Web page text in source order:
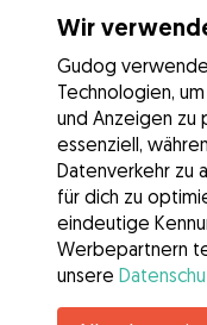
Wir
Gudog
Technologien,
und Anzeigen zu
essenziell,
Datenverkehr zu
für dich zu
eindeutige
Werbepartnern
unsere